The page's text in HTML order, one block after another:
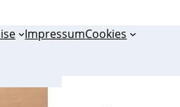
ImpressumCookies